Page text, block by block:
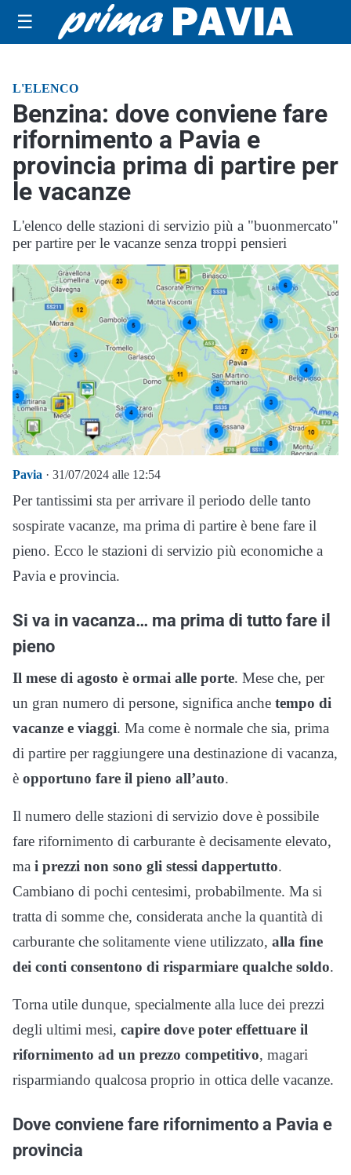
☰
L'ELENCO
Benzina: dove conviene fare
rifornimento a Pavia e
provincia prima di partire per
le vacanze
L'elenco delle stazioni di servizio più a "buonmercato"
per partire per le vacanze senza troppi pensieri
Pavia · 31/07/2024 alle 12:54
Per tantissimi sta per arrivare il periodo delle tanto
sospirate vacanze, ma prima di partire è bene fare il
pieno. Ecco le stazioni di servizio più economiche a
Pavia e provincia.
Si va in vacanza… ma prima di tutto fare il
pieno
Il mese di agosto è ormai alle porte. Mese che, per
un gran numero di persone, significa anche tempo di
vacanze e viaggi. Ma come è normale che sia, prima
di partire per raggiungere una destinazione di vacanza,
è opportuno fare il pieno all’auto.
Il numero delle stazioni di servizio dove è possibile
fare rifornimento di carburante è decisamente elevato,
ma i prezzi non sono gli stessi dappertutto.
Cambiano di pochi centesimi, probabilmente. Ma si
tratta di somme che, considerata anche la quantità di
carburante che solitamente viene utilizzato, alla fine
dei conti consentono di risparmiare qualche soldo.
Torna utile dunque, specialmente alla luce dei prezzi
degli ultimi mesi, capire dove poter effettuare il
rifornimento ad un prezzo competitivo, magari
risparmiando qualcosa proprio in ottica delle vacanze.
Dove conviene fare rifornimento a Pavia e
provincia